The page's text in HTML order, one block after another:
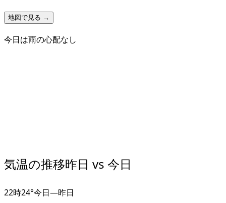
地図で見る →
今日は雨の心配なし
気温の推移昨日 vs 今日
22時24°今日—昨日